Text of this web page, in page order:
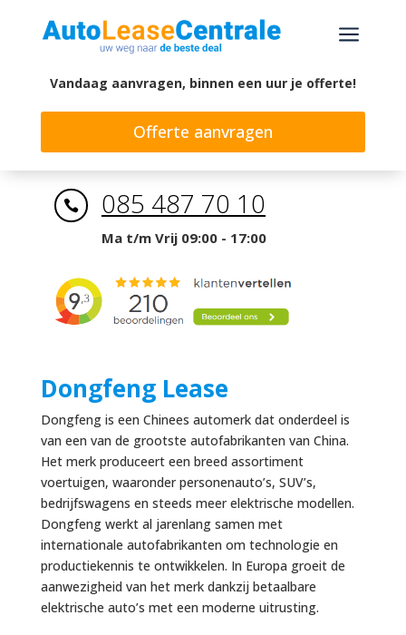
a
Vandaag aanvragen, binnen een uur je offerte!
Offerte aanvragen
 085 487 70 10
Ma t/m Vrij 09:00 - 17:00
Dongfeng Lease
Dongfengis een Chinees automerk dat onderdeel is
van een van de grootste autofabrikanten van China.
Het merk produceert een breed assortiment
voertuigen, waaronder personenauto’s, SUV’s,
bedrijfswagens en steeds meer elektrische modellen.
Dongfeng werkt al jarenlang samen met
internationale autofabrikanten om technologie en
productiekennis te ontwikkelen. In Europa groeit de
aanwezigheid van het merk dankzij betaalbare
elektrische auto’s met een moderne uitrusting.